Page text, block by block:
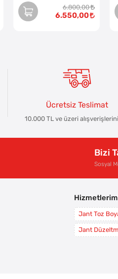
6.800,00
6.550,00
Ücretsiz Teslimat
10.000 TL ve üzeri
Bizi
Sosyal
Jant Toz
Jant